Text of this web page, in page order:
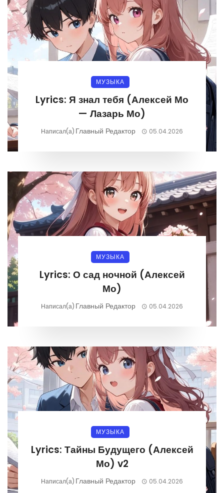
МУЗЫКА
Lyrics: Я знал тебя (Алексей Мо
— Лазарь Мо)
Написал(а) Главный Редактор 05.04.2026
МУЗЫКА
Lyrics: О сад ночной (Алексей
Мо)
Написал(а) Главный Редактор 05.04.2026
МУЗЫКА
Lyrics: Тайны Будущего (Алексей
Мо) v2
Написал(а) Главный Редактор 05.04.2026